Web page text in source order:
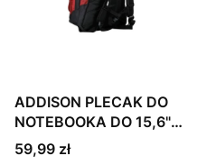
ADDISON PLECAK DO
NOTEBOOKA DO 15,6"
YALE 15
Cena
59,99 zł